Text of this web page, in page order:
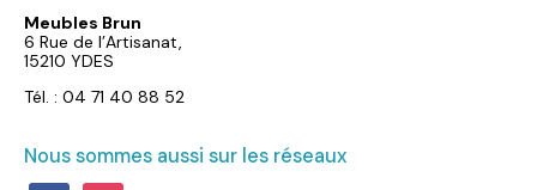
Meubles Brun
6 Rue de l’Artisanat,
15210 YDES
Tél. : 04 71 40 88 52
Nous sommes aussi sur les réseaux